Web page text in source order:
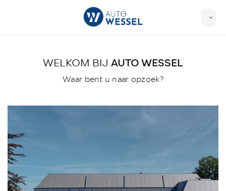
WELKOM BIJ AUTO WESSEL
Waar bent u naar opzoek?